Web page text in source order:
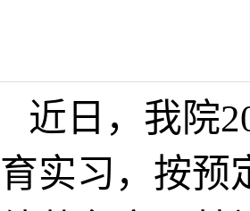
近日，我院
育实习，按预